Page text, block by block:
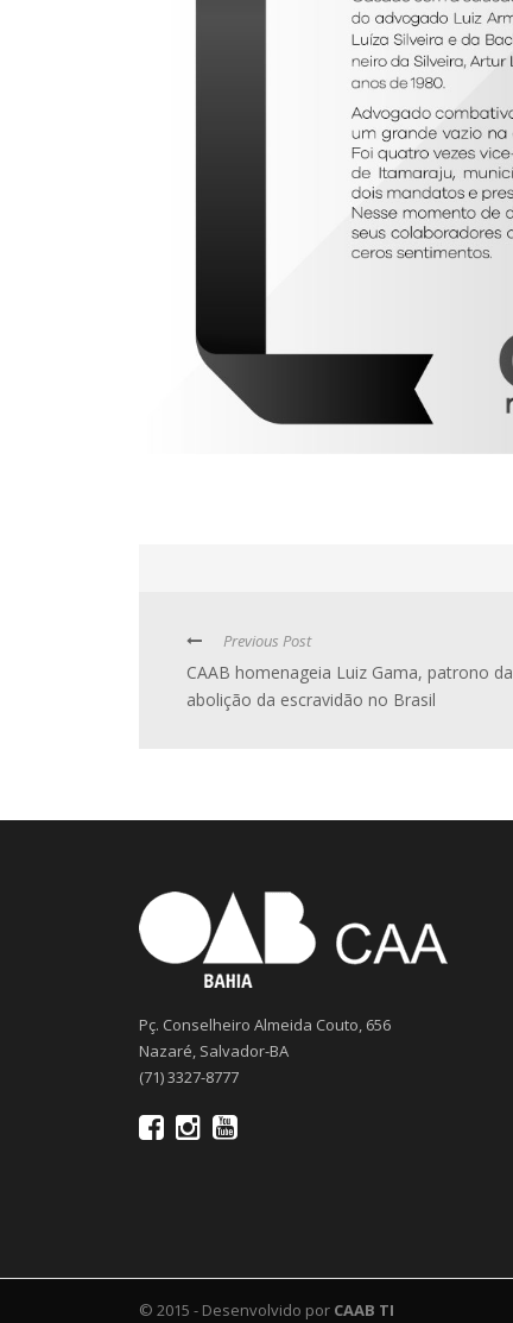
Previous Post
CAAB homenageia Luiz Gama, patrono da
abolição da escravidão no Brasil
Pç. Conselheiro Almeida Couto, 656
Nazaré, Salvador-BA
(71) 3327-8777
© 2015 - Desenvolvido por CAAB TI